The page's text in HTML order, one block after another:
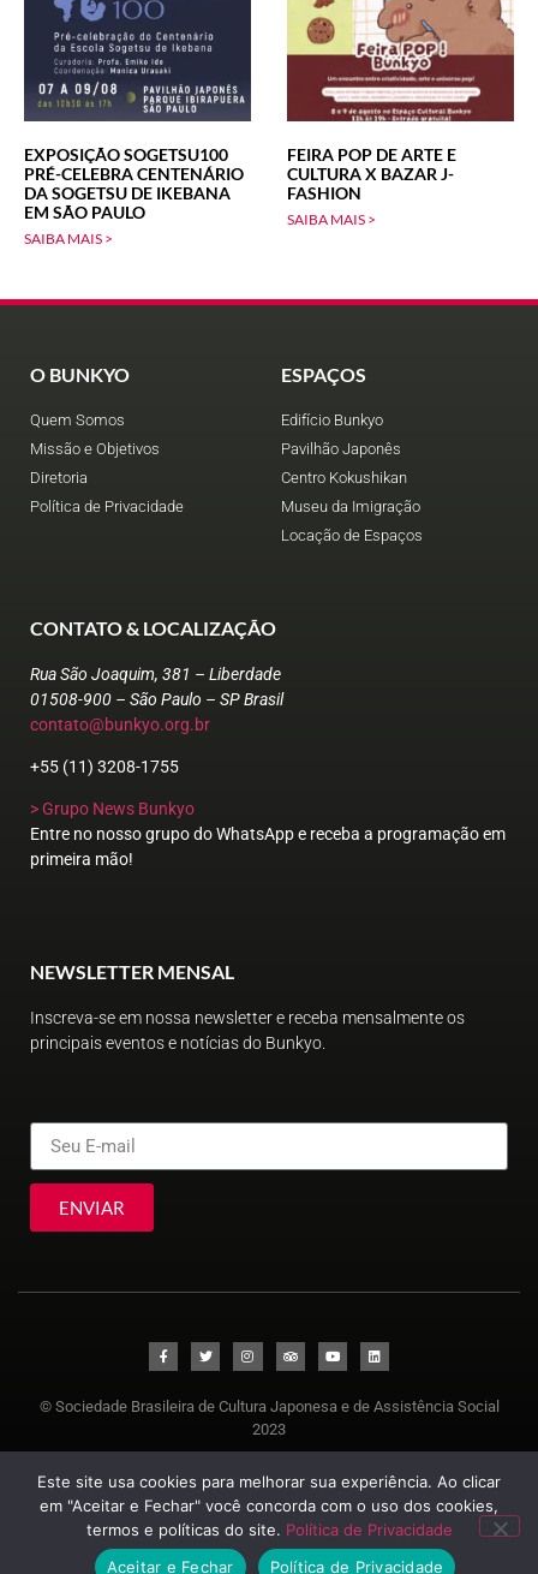
EXPOSIÇÃO SOGETSU100
PRÉ-CELEBRA CENTENÁRIO
DA SOGETSU DE IKEBANA
EM SÃO PAULO
SAIBA MAIS >
FEIRA POP DE ARTE E
CULTURA X BAZAR J-
FASHION
SAIBA MAIS >
O BUNKYO
Quem Somos
Missão e Objetivos
Diretoria
Política de Privacidade
ESPAÇOS
Edifício Bunkyo
Pavilhão Japonês
Centro Kokushikan
Museu da Imigração
Locação de Espaços
CONTATO & LOCALIZAÇÃO
Rua São Joaquim, 381 – Liberdade
01508-900 – São Paulo – SP Brasil
contato@bunkyo.org.br
+55 (11) 3208-1755
> Grupo News Bunkyo
Entre no nosso grupo do WhatsApp e receba a programação em
primeira mão!
NEWSLETTER MENSAL
Inscreva-se em nossa newsletter e receba mensalmente os
principais eventos e notícias do Bunkyo.
ENVIAR
© Sociedade Brasileira de Cultura Japonesa e de Assistência Social
2023
Este site usa cookies para melhorar sua experiência. Ao clicar
em "Aceitar e Fechar" você concorda com o uso dos cookies,
termos e políticas do site. Política de Privacidade
Aceitar e Fechar
Política de Privacidade